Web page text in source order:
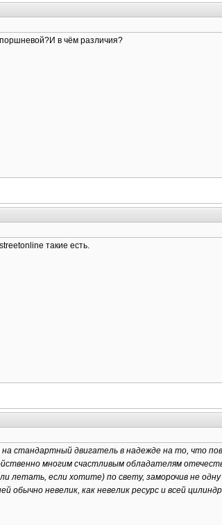
в чём различия?
такие есть.
стандартный двигатель в надежде на то, что
многим счастливым обладателям
летать, если хотите) по свету, заморочив не
обычно невелик, как невелик ресурс и всей